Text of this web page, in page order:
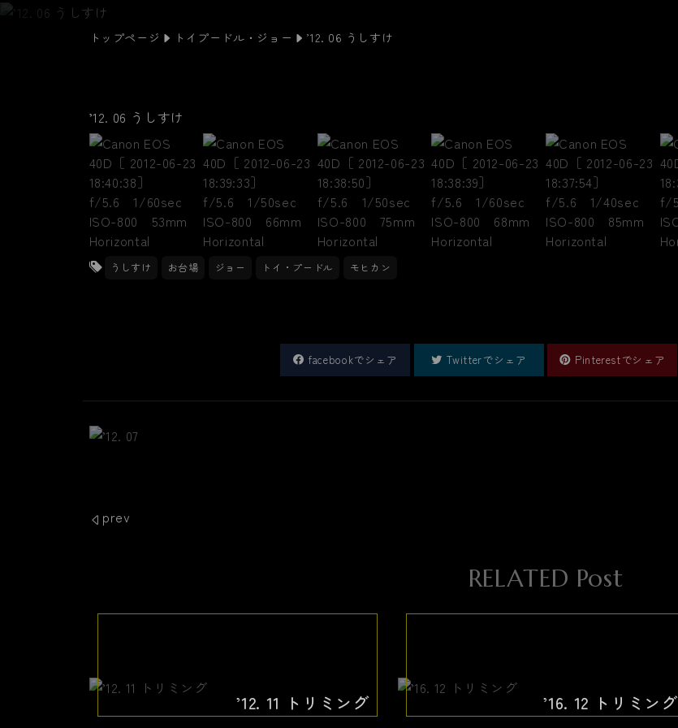
トップページ トイプードル・ジョー ’12. 06 うしすけ
’12. 06 うしすけ
うしすけ お台場 ジョー トイ・プードル
モヒカン
facebookでシェア Twitterでシェア Pinterestでシェア
prev
RELATED Post
’12. 11 トリミング ’16. 12 トリミング